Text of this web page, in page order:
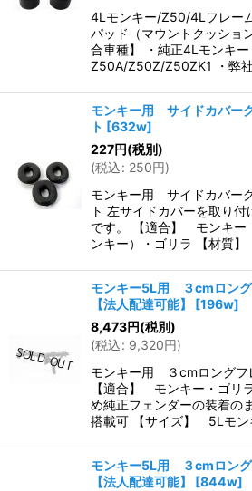
4Lモンキー/Z50/4Lフレー
パッド（マウントクッシ
合車種】 ・純正4Lモンキー
Z50A/Z50Z/Z50ZK1 ・弊
モンキー用 サイドカバー
ト [632w]
227円(税別)
(税込: 250円)
モンキー用 サイドカバー
ト 左サイドカバーを取り
です。 【適合】 モンキー
ンキー）・ゴリラ 【材質
モンキー5L用 ３cmロン
【法人配達可能】
[196w]
8,473円(税別)
(税込: 9,320円)
モンキー用 ３cmロング
【適合】 モンキー・ゴリ
め純正フェンダーの装着の
搭載可 【サイズ】 5Lモン
モンキー5L用 ３cmロン
【法人配達可能】
[844w]